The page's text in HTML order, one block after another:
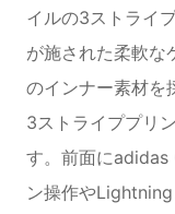
イルの3ストライ
が施された柔軟な
のインナー素材を
3ストライププリ
す。前面にadidas
ン操作やLightning